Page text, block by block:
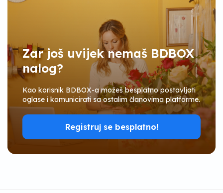
Zar još uvijek nemaš BDBOX
nalog?
Kao korisnik BDBOX-a možeš besplatno postavljati
oglase i komunicirati sa ostalim članovima platforme.
Registruj se besplatno!